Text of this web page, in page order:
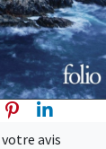
TwitterPinterest
Linkedin
avis